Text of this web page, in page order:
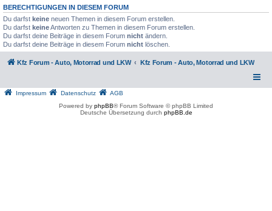
BERECHTIGUNGEN IN DIESEM FORUM
Du darfst keine neuen Themen in diesem Forum erstellen.
Du darfst keineAntworten zu Themen in diesem Forum erstellen.
Du darfst deine Beiträge in diesem Forum nicht ändern.
Du darfst deine Beiträge in diesem Forum nicht löschen.
Kfz Forum - Auto, Motorrad und LKW Kfz Forum - Auto, Motorrad und LKW
Impressum Datenschutz
AGB
Powered by phpBB® Forum Software © phpBB Limited
Deutsche Übersetzung durch phpBB.de